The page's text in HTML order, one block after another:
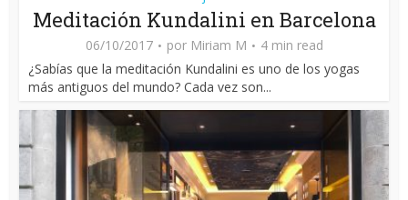
Meditación Kundalini en Barcelona
06/10/2017 por Miriam M
4 min read
¿Sabías que la meditación Kundalini es uno de los yogas
más antiguos del mundo? Cada vez son...